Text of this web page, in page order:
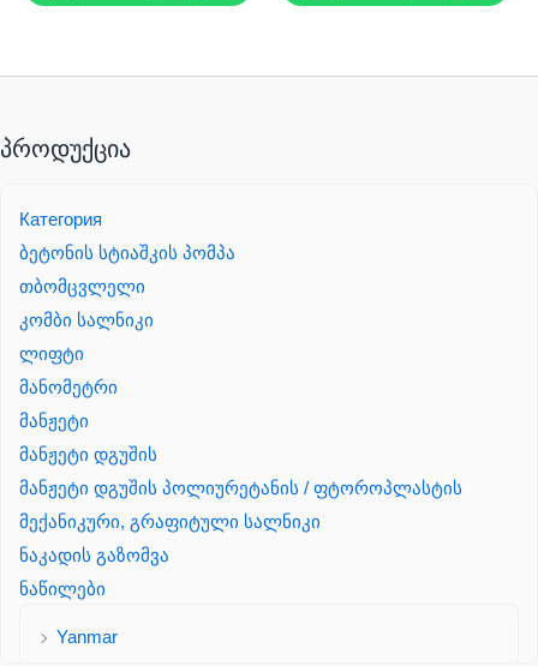
პროდუქცია
Категория
ბეტონის სტიაშკის პომპა
თბომცვლელი
კომბი სალნიკი
ლიფტი
მანომეტრი
მანჟეტი
მანჟეტი დგუშის
მანჟეტი დგუშის პოლიურეტანის / ფტოროპლასტის
მექანიკური, გრაფიტული სალნიკი
ნაკადის გაზომვა
ნაწილები
Yanmar